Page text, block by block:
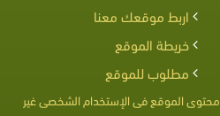
اربط موقعك معنا
خريطة الموقع
مطلوب للموقع
الموقع فى الإستخدام الشخصى غير